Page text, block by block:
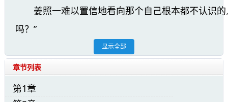
姜照一难以置信地看向那个自己根本都不认识
吗？”
那人一脸鄙夷，没再说什么。
领导沉默了会，说：“既然这份表彰有异议，那
显示全部
章节列表
第1章